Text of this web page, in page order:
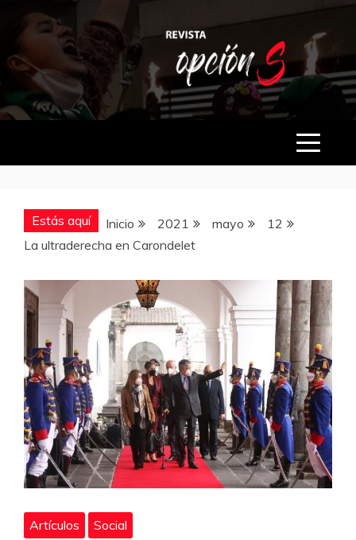
Saltar
contenido
OPCIÓN S
Estás aquí Inicio 2021 mayo
12
La ultraderecha en Carondelet
Artículos Social